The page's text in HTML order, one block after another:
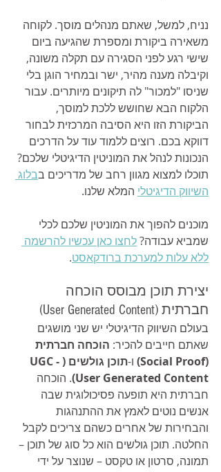
נניח, למשל, שאתם מנהלים מוסך. לקוחה
משאירה ביקורת ומספרת שהגיעה ביום
שישי רגע לפני הסגירה עם תקלה משונה,
וקיבלה מענה מהיר, ישר ובמחיר הוגן בלי
שניסו "למכור" לה תיקונים מיותרים. עבור
הלקוח הבא שחושש ללכת למוסך,
הביקורת הזו היא הסיבה המרכזית לבחור
דווקא בכם. רוצים ללמוד עוד על הדרכים
הנכונות לנהל את המוניטין הדיגיטלי שלכם?
תוכלו למצוא מגוון רחב של מדריכים בבלוג
השיווק הדיגיטלי המלא שלנו.
מוכנים להפוך את המוניטין שלכם לכלי
שמביא עבודה? לחצו כאן עכשיו להרשמה
ללא עלות למערכת ברודקאסט.
יצירת תוכן מבוסס הוכחה
חברתית (User Generated Content)
בעולם השיווק הדיגיטלי יש שני מושגים
שאתם חייבים להכיר: הוכחה חברתית
(Social Proof)
ו-
תוכן גולשים (UGC -
User Generated Content) . הוכחה
חברתית היא תופעה פסיכולוגית שבה
אנשים נוטים לאמץ את ההתנהגות
והבחירות של אחרים כשהם צריכים לקבל
החלטה. תוכן גולשים הוא כל סוג של תוכן –
תמונה, סרטון או טקסט – שנוצר על ידי